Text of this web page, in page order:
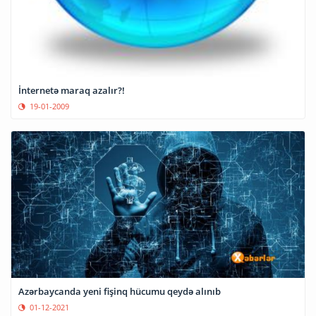
İnternetə maraq azalır?!
19-01-2009
Azərbaycanda yeni fişinq hücumu qeydə alınıb
01-12-2021